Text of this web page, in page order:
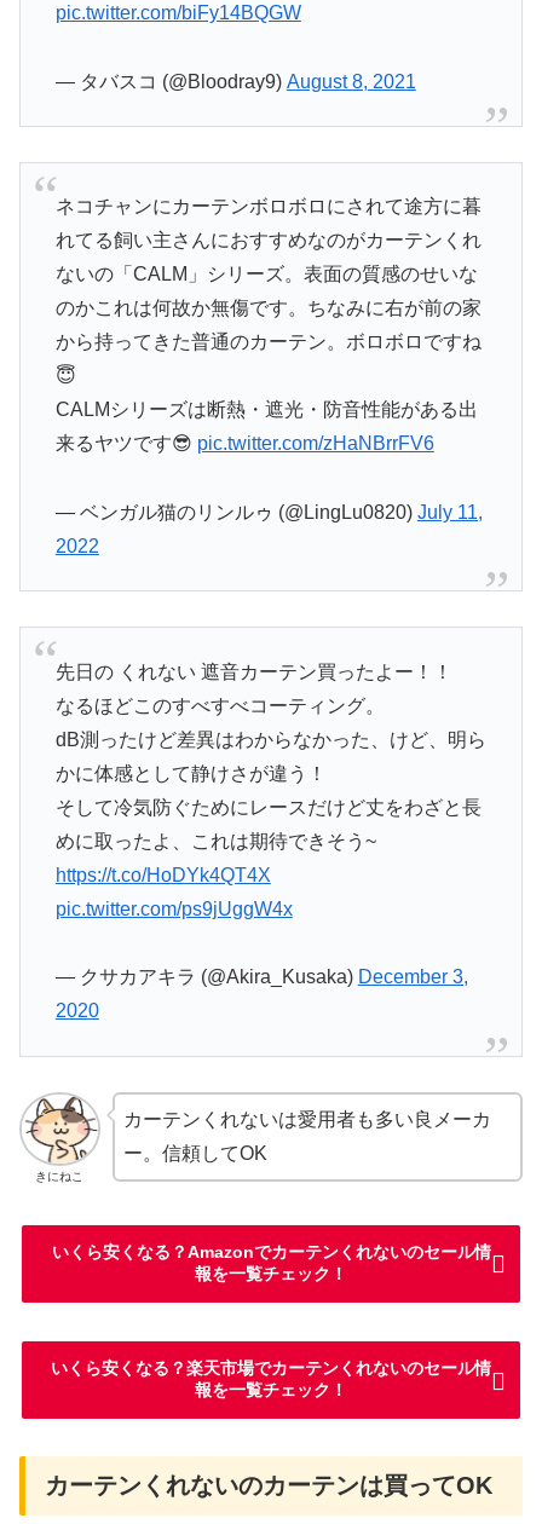
pic.twitter.com/biFy14BQGW
— タバスコ (@Bloodray9) August 8, 2021
ネコチャンにカーテンボロボロにされて途方に暮
れてる飼い主さんにおすすめなのがカーテンくれ
ないの「CALM」シリーズ。表面の質感のせいな
のかこれは何故か無傷です。ちなみに右が前の家
から持ってきた普通のカーテン。ボロボロですね
😇
CALMシリーズは断熱・遮光・防音性能がある出
来るヤツです😎 pic.twitter.com/zHaNBrrFV6
— ベンガル猫のリンルゥ (@LingLu0820) July 11,
2022
先日の くれない 遮音カーテン買ったよー！！
なるほどこのすべすべコーティング。
dB測ったけど差異はわからなかった、けど、明ら
かに体感として静けさが違う！
そして冷気防ぐためにレースだけど丈をわざと長
めに取ったよ、これは期待できそう~
https://t.co/HoDYk4QT4X
pic.twitter.com/ps9jUggW4x
— クサカアキラ (@Akira_Kusaka) December 3,
2020
きにねこ
カーテンくれないは愛用者も多い良メーカ
ー。信頼してOK
いくら安くなる？Amazonでカーテンくれないのセール情
報を一覧チェック！
いくら安くなる？楽天市場でカーテンくれないのセール情
報を一覧チェック！
カーテンくれないのカーテンは買ってOK